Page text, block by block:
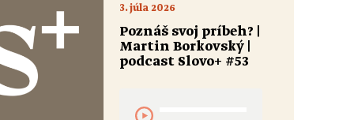
3. júla 2026
Poznáš svoj príbeh? |
Martin Borkovský |
podcast Slovo+ #53